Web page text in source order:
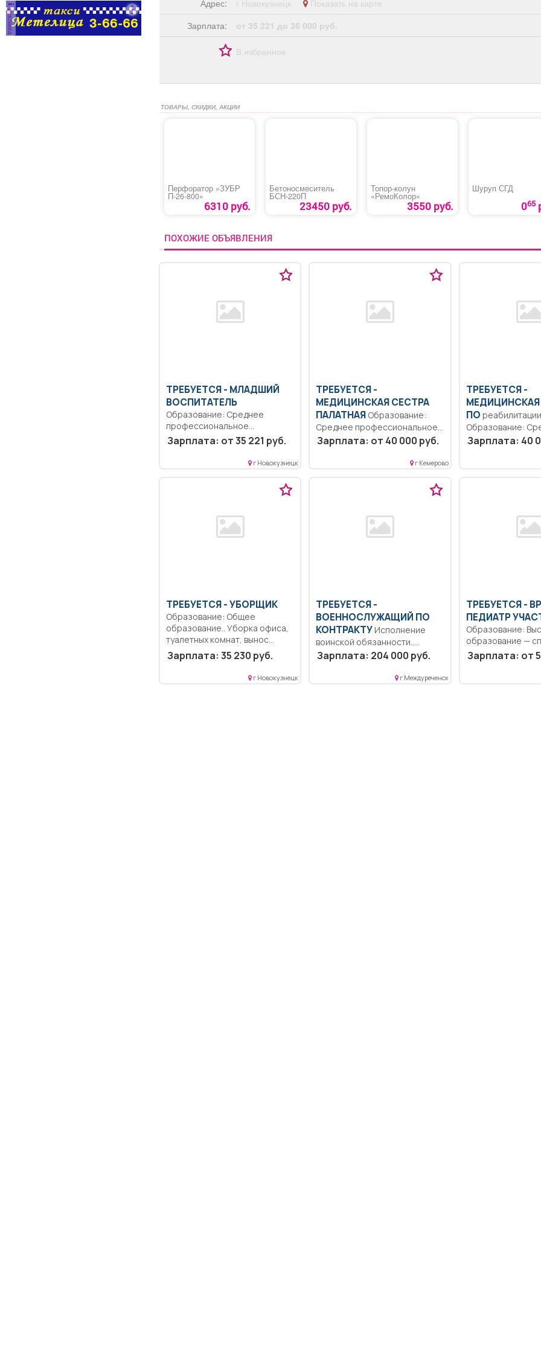
реклама
Адрес:
г Новокузнецк
Показать на карте
Зарплата:
от 35 221 до 36 000 руб.
В избранное
ТОВАРЫ, СКИДКИ, АКЦИИ
Перфоратор «ЗУБР
П-26-800»
6310 руб.
Бетоносмеситель
БСН-220П
23450 руб.
Топор-колун
«РемоКолор»
3550 руб.
Шуруп СГД
065
ПОХОЖИЕ ОБЪЯВЛЕНИЯ
ТРЕБУЕТСЯ - МЛАДШИЙ
ВОСПИТАТЕЛЬ
Образование: Среднее
профессиональное
образование.. Влажная уборка
групп, спален, санузлов...
Зарплата: от 35 221 руб.
г Новокузнецк
ТРЕБУЕТСЯ -
МЕДИЦИНСКАЯ СЕСТРА
ПАЛАТНАЯ
Среднее профессиональное..
Сестринский уход за
пациентами. Осуществлять
Зарплата: от 40 000 руб.
г Кемерово
ТРЕБУЕТСЯ -
МЕДИЦИНСКАЯ
ПО реабилитации
Образование:
образование..
доврачебной
Зарплата: 40
ТРЕБУЕТСЯ - УБОРЩИК
Образование: Общее
образование.. Уборка офиса,
туалетных комнат, вынос
мусора.....
Зарплата: 35 230 руб.
г Новокузнецк
ТРЕБУЕТСЯ -
ВОЕННОСЛУЖАЩИЙ ПО
КОНТРАКТУ
воинской обязанности..
Полный рабочий день..
Зарплата: 204 000 руб.
г Междуреченск
ТРЕБУЕТСЯ -
ПЕДИАТР
Образование:
образование —
магистратура.
Ответственность.
Проведение
Зарплата: от